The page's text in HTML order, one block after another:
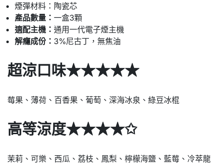
煙彈材料：陶瓷芯
產品數量： 一盒3顆
適配主機： 通用一代電子煙主機
解癮成份： 3%尼古丁，無焦油
超涼口味★★★★★
莓果、薄荷、百香果、葡萄、深海冰泉、綠豆冰棍
高等涼度★★★★✩
茉莉、可樂、西瓜、荔枝、鳳梨、檸檬海鹽、藍莓、冷萃龍